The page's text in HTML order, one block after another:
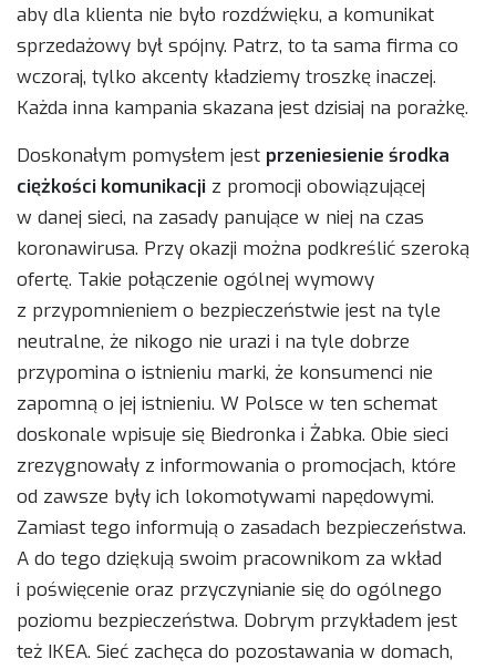
aby dla klienta nie było rozdźwięku, a komunikat
sprzedażowy był spójny. Patrz, to ta sama firma co
wczoraj, tylko akcenty kładziemy troszkę inaczej.
Każda inna kampania skazana jest dzisiaj na porażkę.
Doskonałym pomysłem jest przeniesienie środka
ciężkości komunikacji z promocji obowiązującej
w danej sieci, na zasady panujące w niej na czas
koronawirusa. Przy okazji można podkreślić szeroką
ofertę. Takie połączenie ogólnej wymowy
z przypomnieniem o bezpieczeństwie jest na tyle
neutralne, że nikogo nie urazi i na tyle dobrze
przypomina o istnieniu marki, że konsumenci nie
zapomną o jej istnieniu. W Polsce w ten schemat
doskonale wpisuje się Biedronka i Żabka. Obie sieci
zrezygnowały z informowania o promocjach, które
od zawsze były ich lokomotywami napędowymi.
Zamiast tego informują o zasadach bezpieczeństwa.
A do tego dziękują swoim pracownikom za wkład
i poświęcenie oraz przyczynianie się do ogólnego
poziomu bezpieczeństwa. Dobrym przykładem jest
też IKEA. Sieć zachęca do pozostawania w domach,